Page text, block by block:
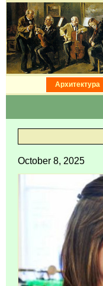
Архитектура
October 8, 2025